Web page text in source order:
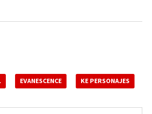
EVANESCENCE KE PERSONAJES